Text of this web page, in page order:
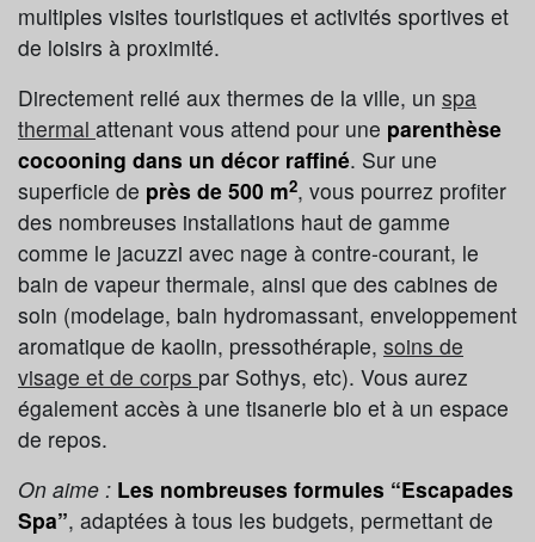
multiples visites touristiques et activités sportives et
de loisirs à proximité.
Directement relié aux thermes de la ville, un spa
thermal attenant vous attend pour une parenthèse
cocooning dans un décor raffiné. Sur une
superficie de près de 500 m2, vous pourrez profiter
des nombreuses installations haut de gamme
comme le jacuzzi avec nage à contre-courant, le
bain de vapeur thermale, ainsi que des cabines de
soin (modelage, bain hydromassant, enveloppement
aromatique de kaolin, pressothérapie, soins de
visage et de corps par Sothys, etc). Vous aurez
également accès à une tisanerie bio et à un espace
de repos.
On aime : Les nombreuses formules “Escapades
Spa”, adaptées à tous les budgets, permettant de